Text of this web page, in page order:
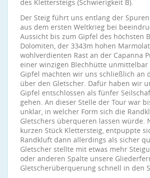
des Klettersteigs (Schwierigkeit B).
Der Steig führt uns entlang der
aus dem ersten Weltkrieg bei
Aussicht bis zum Gipfel des höchsten
Dolomiten, der 3343m hohen
wohlverdienten Rast an der Capanna
einer winzigen Blechhütte unmittelbar
Gipfel machten wir uns schließlich an
über den Gletscher. Dafür haben wir
Gipfel entschlossen als fünfer
gehen. An dieser Stelle der Tour war
unklar, in welcher Form sich die
Gletschers überqueren lassen würde.
kurzen Stück Klettersteig, entpuppte
Randkluft dann allerdings als sicher
Gletscher stellte mit etwas mehr
oder anderen Spalte unsere
Gletscherüberquerung schnell in den